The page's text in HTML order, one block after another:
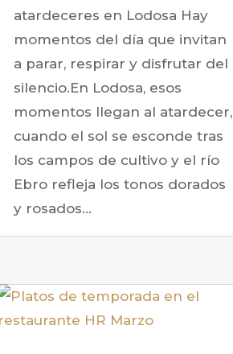
atardeceres en Lodosa Hay
momentos del día que invitan
a parar, respirar y disfrutar del
silencio.En Lodosa, esos
momentos llegan al atardecer,
cuando el sol se esconde tras
los campos de cultivo y el río
Ebro refleja los tonos dorados
y rosados...